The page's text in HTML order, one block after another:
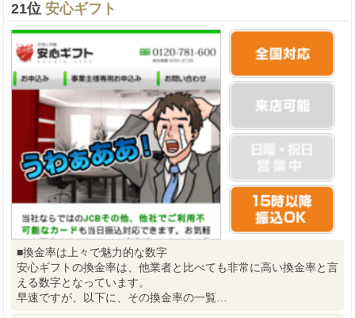
21位 安心ギフト
■換金率は上々で魅力的な数字
安心ギフトの換金率は、他業者と比べても非常に高い換金率と言
える数字となっています。
早速ですが、以下に、その換金率の一覧…